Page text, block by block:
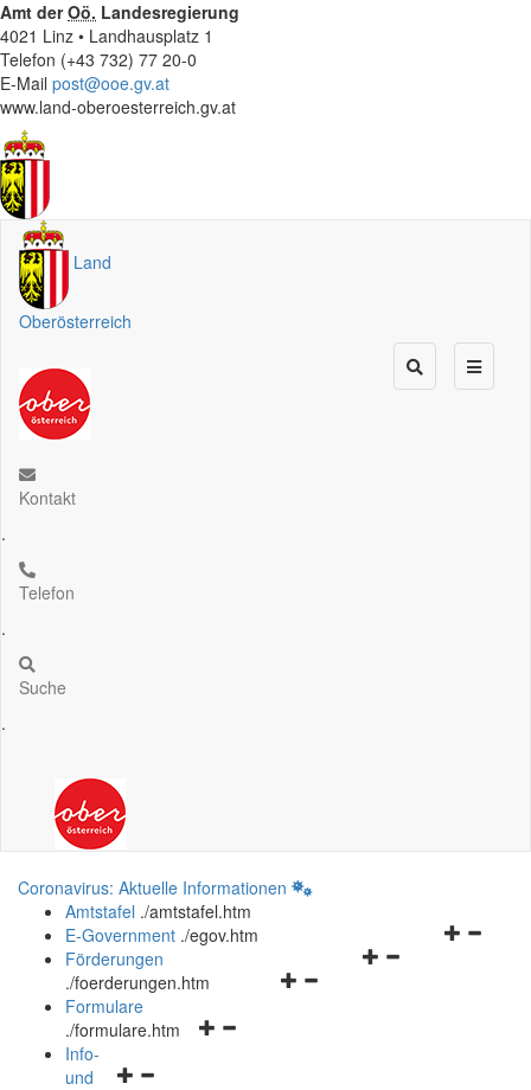
Amt derOö. Landesregierung
4021 Linz • Landhausplatz 1
Telefon (+43 732) 77 20-0
E-Mail post@ooe.gv.at
www.land-oberoesterreich.gv.at
Land
Oberösterreich
Kontakt
.
Telefon
.
Suche
.
Coronavirus: Aktuelle Informationen
Amtstafel ./amtstafel.htm
Navigationsmenü
E-Government ./egov.htm
Navigationsmenü
Förderungen
./foerderungen.htm
Navigationsmenü
Formulare
./formulare.htm
Navigationsmenü
Info-
und